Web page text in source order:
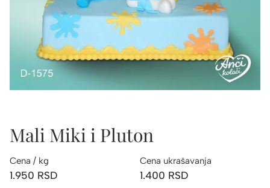
Mali Miki i Pluton
Cena / kg
1.950 RSD
Cena ukrašavanja
1.400 RSD